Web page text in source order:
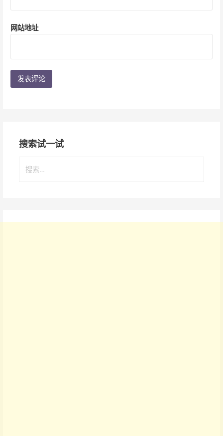
网站地址
搜索试一试
索